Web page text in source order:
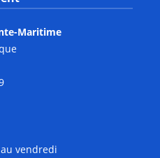
Maritime
vendredi